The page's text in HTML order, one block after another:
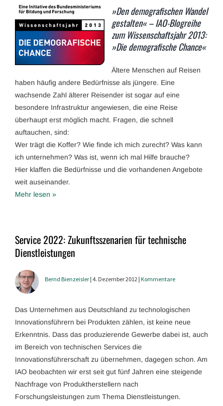
»Den demografischen Wandel
gestalten« – IAO-Blogreihe
zum Wissenschaftsjahr 2013:
»Die demografische Chance«
Ältere Menschen auf Reisen
haben häufig andere Bedürfnisse als jüngere. Eine
wachsende Zahl älterer Reisender ist sogar auf eine
besondere Infrastruktur angewiesen, die eine Reise
überhaupt erst möglich macht. Fragen, die schnell
auftauchen, sind:
Wer trägt die Koffer? Wie finde ich mich zurecht? Was kann
ich unternehmen? Was ist, wenn ich mal Hilfe brauche?
Hier klaffen die Bedürfnisse und die vorhandenen Angebote
weit auseinander.
Mehr lesen »
Service 2022: Zukunftsszenarien für technische
Dienstleistungen
Bernd Bienzeisler | 4. Dezember 2012 | Kommentare
Das Unternehmen aus Deutschland zu technologischen
Innovationsführern bei Produkten zählen, ist keine neue
Erkenntnis. Dass das produzierende Gewerbe dabei ist, auch
im Bereich von technischen Services die
Innovationsführerschaft zu übernehmen, dagegen schon. Am
IAO beobachten wir erst seit gut fünf Jahren eine steigende
Nachfrage von Produktherstellern nach
Forschungsleistungen zum Thema Dienstleistungen.